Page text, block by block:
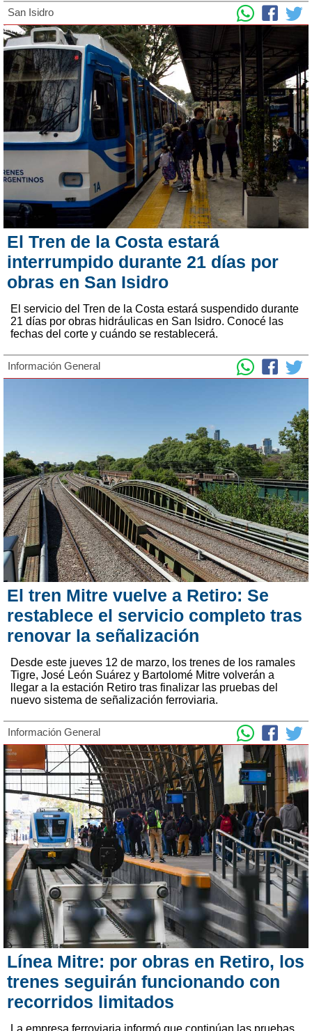
San Isidro
El Tren de la Costa estará
interrumpido durante 21 días por
obras en San Isidro
El servicio del Tren de la Costa estará suspendido durante
21 días por obras hidráulicas en San Isidro. Conocé las
fechas del corte y cuándo se restablecerá.
Información General
El tren Mitre vuelve a Retiro: Se
restablece el servicio completo tras
renovar la señalización
Desde este jueves 12 de marzo, los trenes de los ramales
Tigre, José León Suárez y Bartolomé Mitre volverán a
llegar a la estación Retiro tras finalizar las pruebas del
nuevo sistema de señalización ferroviaria.
Información General
Línea Mitre: por obras en Retiro, los
trenes seguirán funcionando con
recorridos limitados